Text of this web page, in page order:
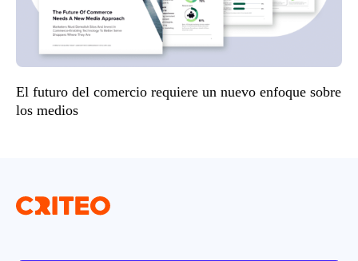
El futuro del comercio requiere un nuevo enfoque sobre
los medios